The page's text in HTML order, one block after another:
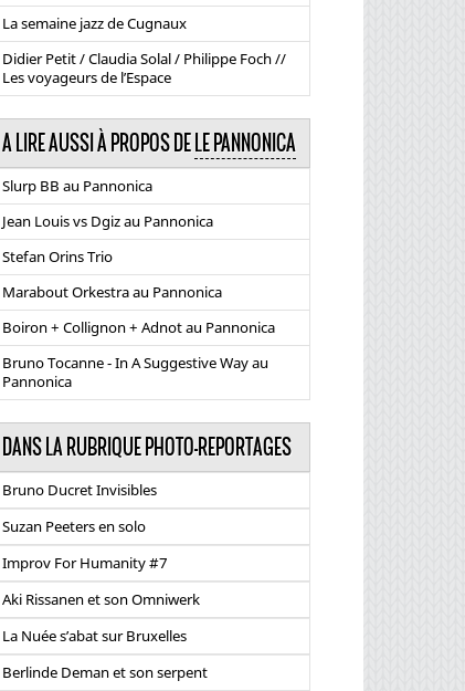
La semaine jazz de Cugnaux
Didier Petit / Claudia Solal / Philippe Foch //
Les voyageurs de l’Espace
A LIRE AUSSI À PROPOS DELE PANNONICA
Slurp BB au Pannonica
Jean Louis vs Dgiz au Pannonica
Stefan Orins Trio
Marabout Orkestra au Pannonica
Boiron + Collignon + Adnot au Pannonica
Bruno Tocanne - In A Suggestive Way au
Pannonica
DANS LA RUBRIQUE PHOTO-REPORTAGES
Bruno Ducret Invisibles
Suzan Peeters en solo
Improv For Humanity #7
Aki Rissanen et son Omniwerk
La Nuée s’abat sur Bruxelles
Berlinde Deman et son serpent